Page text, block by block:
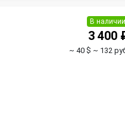
В наличии
3 400
~ 40 $ ~ 132